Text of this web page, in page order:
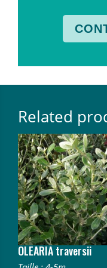
Related
OLEARIA traversii